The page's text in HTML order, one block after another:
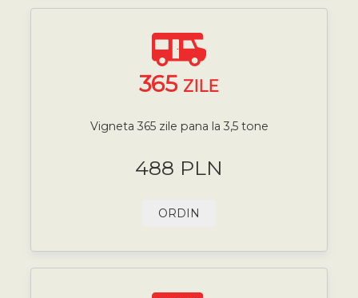
365 ZILE
Vigneta 365 zile pana la 3,5 tone
488 PLN
ORDIN